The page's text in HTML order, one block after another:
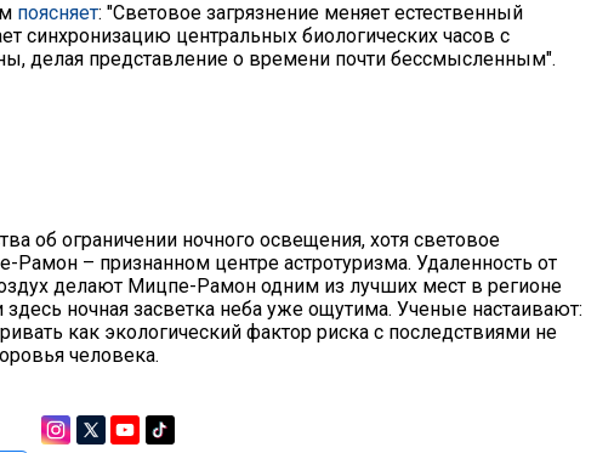
поясняет: "Световое загрязнение меняет естественный
синхронизацию центральных биологических часов с
делая представление о времени почти бессмысленным".
об ограничении ночного освещения, хотя световое
Рамон – признанном центре астротуризма. Удаленность от
делают Мицпе-Рамон одним из лучших мест в регионе
ночная засветка неба уже ощутима. Ученые настаивают:
как экологический фактор риска с последствиями не
человека.